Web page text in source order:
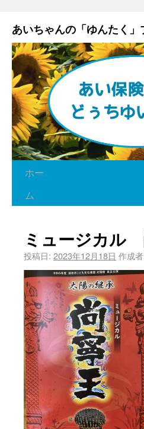
あいちゃんの「ゆんたく」
ホー
ム
ミュージカル
投稿日: 2023年12月18日 作成